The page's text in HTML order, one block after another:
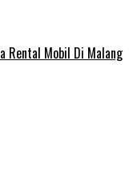
Rental Mobil Di Malang